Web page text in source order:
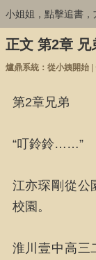
小姐姐，點擊追書，
正文 第2章 兄
爐鼎系統：從小姨開始|
第2章兄弟
“叮鈴鈴……”
江亦琛剛從公
校園。
淮川壹中高三